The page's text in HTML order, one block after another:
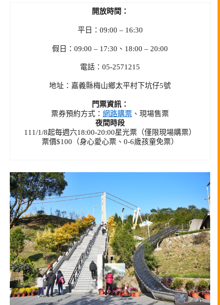
開放時間：
平日：09:00 – 16:30
假日：09:00 – 17:30、18:00 – 20:00
電話：05-2571215
地址：嘉義縣梅山鄉太平村下坑仔5號
門票資訊：
票券預約方式： 網路購票 、現場售票
夜間時段
111/1/8起每週六18:00-20:00星光票（僅限現場購票）
票價$100（身心愛心票、0-6歲孩童免票）